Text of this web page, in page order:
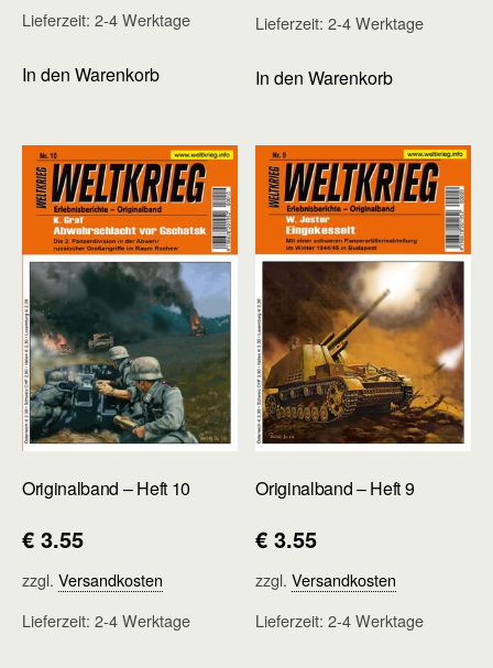
Lieferzeit: 2-4 Werktage
In den Warenkorb
Lieferzeit:2-4 Werktage
In den Warenkorb
Originalband – Heft 10
€ 3.55
zzgl. Versandkosten
Lieferzeit: 2-4 Werktage
Originalband – Heft 9
€ 3.55
zzgl.Versandkosten
Lieferzeit:2-4 Werktage